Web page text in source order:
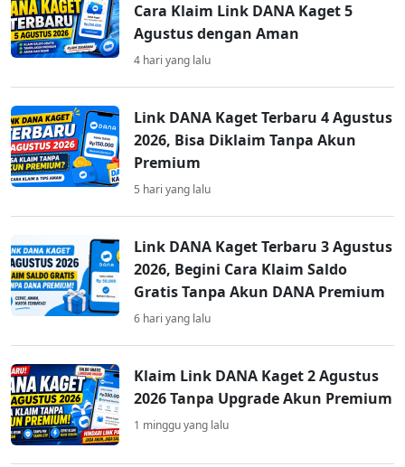
Cara Klaim Link DANA Kaget 5
Agustus dengan Aman
4 hari yang lalu
Link DANA Kaget Terbaru 4 Agustus
2026, Bisa Diklaim Tanpa Akun
Premium
5 hari yang lalu
Link DANA Kaget Terbaru 3 Agustus
2026, Begini Cara Klaim Saldo
Gratis Tanpa Akun DANA Premium
6 hari yang lalu
Klaim Link DANA Kaget 2 Agustus
2026 Tanpa Upgrade Akun Premium
1 minggu yang lalu